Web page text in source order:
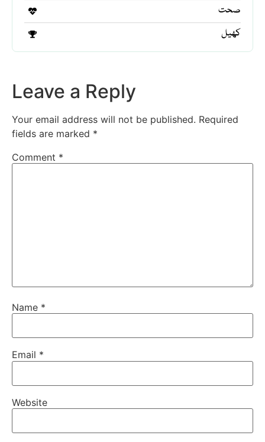
صحت
کھیل
Leave a Reply
Your email address will not be published. Required
fields are marked *
Comment *
Name *
Email *
Website